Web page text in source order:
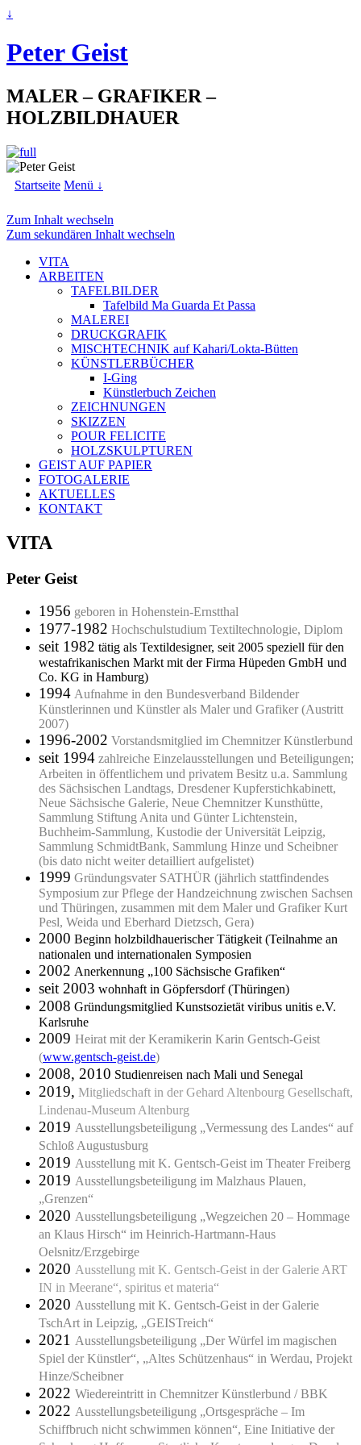
↓
Peter Geist
MALER – GRAFIKER –
HOLZBILDHAUER
Startseite Menü ↓
Zum Inhalt wechseln
Zum sekundären Inhalt wechseln
VITA
ARBEITEN
TAFELBILDER
Tafelbild Ma Guarda Et Passa
MALEREI
DRUCKGRAFIK
MISCHTECHNIK auf Kahari/Lokta-Bütten
KÜNSTLERBÜCHER
I-Ging
Künstlerbuch Zeichen
ZEICHNUNGEN
SKIZZEN
POUR FELICITE
HOLZSKULPTUREN
GEIST AUF PAPIER
FOTOGALERIE
AKTUELLES
KONTAKT
VITA
Peter Geist
1956 geboren in Hohenstein-Ernstthal
1977-1982 Hochschulstudium Textiltechnologie, Diplom
seit 1982 tätig als Textildesigner, seit 2005 speziell für den
westafrikanischen Markt mit der Firma Hüpeden GmbH und
Co. KG in Hamburg)
1994 Aufnahme in den Bundesverband Bildender
Künstlerinnen und Künstler als Maler und Grafiker (Austritt
2007)
1996-2002 Vorstandsmitglied im Chemnitzer Künstlerbund
seit 1994 zahlreiche Einzelausstellungen und Beteiligungen;
Arbeiten in öffentlichem und privatem Besitz u.a. Sammlung
des Sächsischen Landtags, Dresdener Kupferstichkabinett,
Neue Sächsische Galerie, Neue Chemnitzer Kunsthütte,
Sammlung Stiftung Anita und Günter Lichtenstein,
Buchheim-Sammlung, Kustodie der Universität Leipzig,
Sammlung SchmidtBank, Sammlung Hinze und Scheibner
(bis dato nicht weiter detailliert aufgelistet)
1999 Gründungsvater SATHÜR (jährlich stattfindendes
Symposium zur Pflege der Handzeichnung zwischen Sachsen
und Thüringen, zusammen mit dem Maler und Grafiker Kurt
Pesl, Weida und Eberhard Dietzsch, Gera)
2000 Beginn holzbildhauerischer Tätigkeit (Teilnahme an
nationalen und internationalen Symposien
2002 Anerkennung „100 Sächsische Grafiken“
seit 2003 wohnhaft in Göpfersdorf (Thüringen)
2008 Gründungsmitglied Kunstsozietät viribus unitis e.V.
Karlsruhe
2009 Heirat mit der Keramikerin Karin Gentsch-Geist
(www.gentsch-geist.de)
2008, 2010 Studienreisen nach Mali und Senegal
2019, Mitgliedschaft in der Gehard Altenbourg Gesellschaft,
Lindenau-Museum Altenburg
2019 Ausstellungsbeteiligung „Vermessung des Landes“ auf
Schloß Augustusburg
2019 Ausstellung mit K. Gentsch-Geist im Theater Freiberg
2019 Ausstellungsbeteiligung im Malzhaus Plauen,
„Grenzen“
2020 Ausstellungsbeteiligung „Wegzeichen 20 – Hommage
an Klaus Hirsch“ im Heinrich-Hartmann-Haus
Oelsnitz/Erzgebirge
2020 Ausstellung mit K. Gentsch-Geist in der Galerie ART
IN in Meerane“, spiritus et materia“
2020 Ausstellung mit K. Gentsch-Geist in der Galerie
TschArt in Leipzig, „GEISTreich“
2021 Ausstellungsbeteiligung „Der Würfel im magischen
Spiel der Künstler“, „Altes Schützenhaus“ in Werdau, Projekt
Hinze/Scheibner
2022 Wiedereintritt in Chemnitzer Künstlerbund / BBK
2022 Ausstellungsbeteiligung „Ortsgespräche – Im
Schiffbruch nicht schwimmen können“, Eine Initiative der